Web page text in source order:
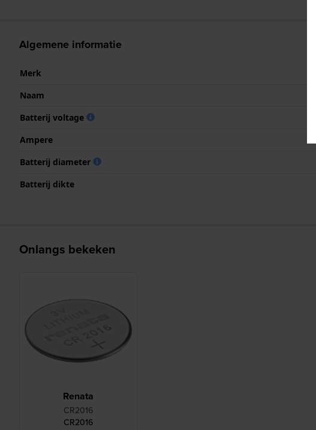
Algemene informatie
Merk
Naam
Batterij voltage
Ampere
Batterij diameter
Batterij dikte
Onlangs bekeken
Renata
CR2016
CR2016